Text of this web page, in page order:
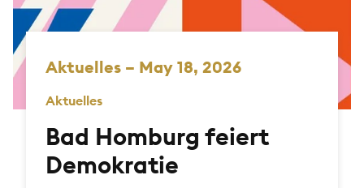
Aktuelles – May 18, 2026
Aktuelles
Bad Homburg feiert
Demokratie